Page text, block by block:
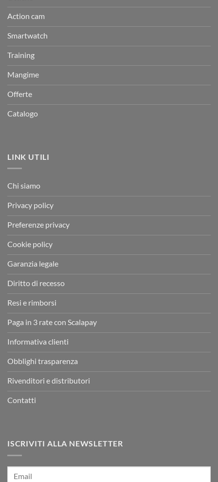
Action cam
Smartwatch
Training
Mangime
Offerte
Catalogo
LINK UTILI
Chi siamo
Privacy policy
Preferenze privacy
Cookie policy
Garanzia legale
Diritto di recesso
Resi e rimborsi
Paga in 3 rate con Scalapay
Informativa clienti
Obblighi trasparenza
Rivenditori e distributori
Contatti
ISCRIVITI ALLA NEWSLETTER